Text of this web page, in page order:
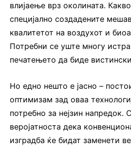
влијаење врз околината.
специјално создадените
квалитетот на воздухот и
Потребни се уште многу
печатењето да биде
Но едно нешто е јасно –
оптимизам зад оваа
потребно за нејзин напредок.
веројатноста дека
изградба ќе бидат заменети